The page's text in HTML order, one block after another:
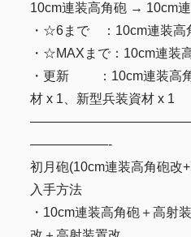
10cm連装高角砲 → 10cm
・☆6まで ：10cm連装高
・☆MAXまで：10cm連装
・更新 ：10cm連装高角
材 x 1、新型兵装資材 x 1
——————-
初月砲(10cm連装高角砲改
入手方法
・10cm連装高角砲＋高射